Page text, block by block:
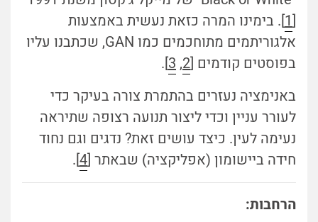
[
1]. בימינו המרה כזאת נעשית באמצעות
אלגוריתמים מתוחכמים כמו GAN, שכתבנו עליו
בפוסטים קודמים [2
,
3
].
באנימציה נעזרים בהתמרת צורה בעיקר כדי
לעורר עניין וכדי ליצור תנועה רצופה שתיראה
נעימה לעין. כיצד עושים זאת? נדגים וגם נחוד
חידה ביישומון (אפליקציה) שבאתר [4
].
הרחבות: